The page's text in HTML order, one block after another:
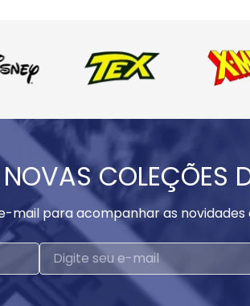
COLEÇÕES
mail para acompanhar as novidades